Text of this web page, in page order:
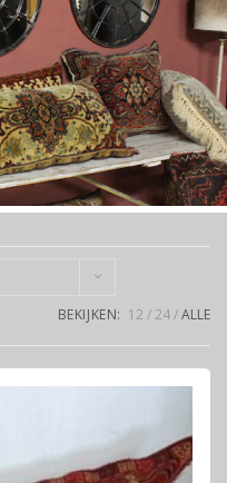
BEKIJKEN: 12 24 ALLE